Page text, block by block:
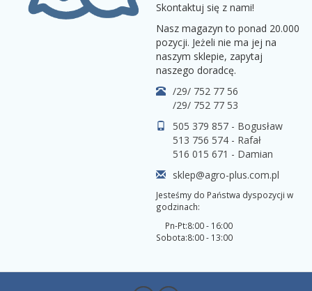
Skontaktuj się z nami!
Nasz magazyn to ponad 20.000
pozycji. Jeżeli nie ma jej na
naszym sklepie, zapytaj
naszego doradcę.
/29/ 752 77 56
/29/ 752 77 53
505 379 857 - Bogusław
513 756 574 - Rafał
516 015 671 - Damian
sklep@agro-plus.com.pl
Jesteśmy do Państwa dyspozycji w
godzinach:
Pn-Pt:
Sobota:
8:00 - 16:00
8:00 - 13:00